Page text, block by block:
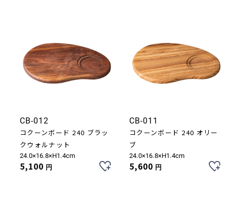
CB-012
コクーンボード 240 ブラッ
クウォルナット
24.0×16.8×H1.4cm
5,100 円
CB-011
コクーンボード 240 オリー
ブ
24.0×16.8×H1.4cm
5,600 円